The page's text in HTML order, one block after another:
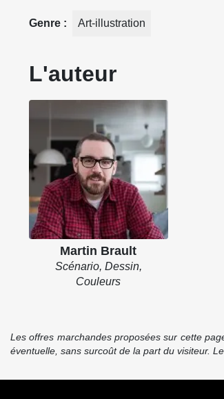
Genre Art-illustration
L'auteur
Martin Brault
Scénario, Dessin,
Couleurs
Les offres marchandes proposées sur cette
éventuelle, sans surcoût de la part du visiteur.